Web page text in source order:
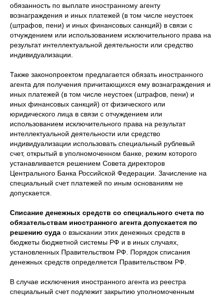
обязанность по выплате иностранному агенту
вознаграждения и иных платежей (в том числе неустоек
(штрафов, пени) и иных финансовых санкций) в связи с
отчуждением или использованием исключительного права на
результат интеллектуальной деятельности или средство
индивидуализации.
Также законопроектом предлагается обязать иностранного
агента для получения причитающихся ему вознаграждения и
иных платежей (в том числе неустоек (штрафов, пени) и
иных финансовых санкций) от физического или
юридического лица в связи с отчуждением или
использованием исключительного права на результат
интеллектуальной деятельности или средство
индивидуализации использовать специальный рублевый
счет, открытый в уполномоченном банке, режим которого
устанавливается решением Совета директоров
Центрального Банка Российской Федерации. Зачисление на
специальный счет платежей по иным основаниям не
допускается.
Списание денежных средств со специального счета по
обязательствам иностранного агента допускается по
решению суда о взыскании этих денежных средств в
бюджеты бюджетной системы РФ и в иных случаях,
установленных Правительством РФ. Порядок списания
денежных средств определяется Правительством РФ.
В случае исключения иностранного агента из реестра
специальный счет подлежит закрытию уполномоченным